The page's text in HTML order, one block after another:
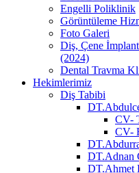
Engelli Poliklinik
Görüntüleme
Foto Galeri
Diş, Çene
(2024)
Dental Travma
Hekimlerimiz
Diş Tabibi
CV-
CV-
DT.Ahmet